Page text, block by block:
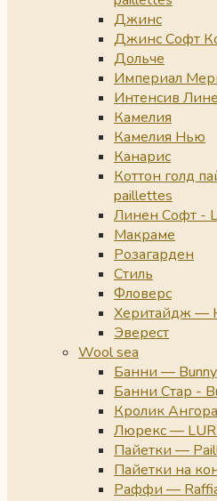
Джинс
Джинс Софт
Дольче
Империал
Интенсив
Камелия
Камелия Нью
Канарис
Коттон голд
paillettes
Линен Софт -
Макраме
Розагарден
Стиль
Фловерс
Херитайдж —
Эверест
Wool sea
Банни — Bunny
Банни Стар -
Кролик
Люрекс —
Пайетки —
Пайетки на
Раффи —